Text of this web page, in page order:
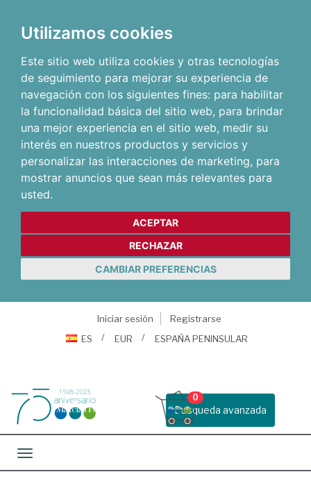
Utilizamos cookies
Este sitio web utiliza cookies y otras tecnologías
de seguimiento para mejorar su experiencia de
navegación con los siguientes fines: para habilitar
la funcionalidad básica del sitio web, para brindar
una mejor experiencia en el sitio web, medir su
interés en nuestros productos y servicios y
personalizar las interacciones de marketing, para
mostrar anuncios que sean más relevantes para
usted.
ACEPTAR
RECHAZAR
CAMBIAR PREFERENCIAS
Iniciar sesión
Registrarse
ES
EUR ESPAÑA PENINSULAR
Busqueda avanzada
0
Toggle navigation